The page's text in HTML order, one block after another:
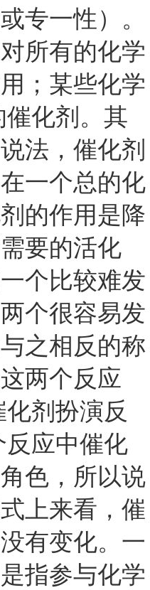
专一性）。
所有的化学
；某些化学
催化剂。其
法，催化剂
一个总的化
的作用是降
要的活化
个比较难发
个很容易发
之相反的称
两个反应
剂扮演反
反应中催化
色，所以说
上来看，催
有变化。一
指参与化学